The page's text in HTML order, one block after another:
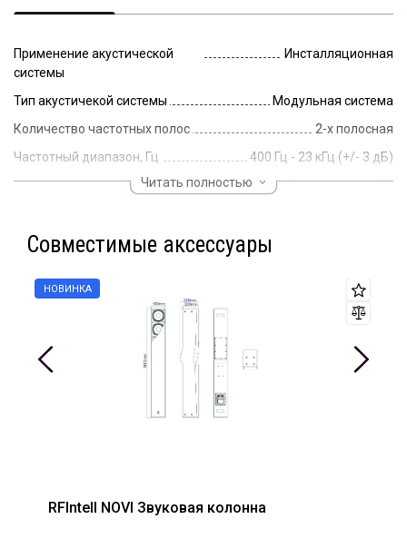
Применение акустической
системы
Инсталляционная
Тип акустичекой системы
Модульная система
Количество частотных полос
2-х полосная
Частотный диапазон, Гц
400 Гц - 23 кГц (+/- 3 дБ)
Звуковое давление пиковое,
143
Особенности динамиков
градусы
Коаксиальная конструкция
горизонтали, градусы
Наличие точек крепления
Читать полностью
Совместимые аксессуары
RFIntell NOVI Звуковая колонна